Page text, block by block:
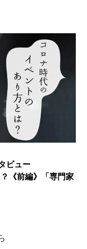
ビュー
《前編》「専門家